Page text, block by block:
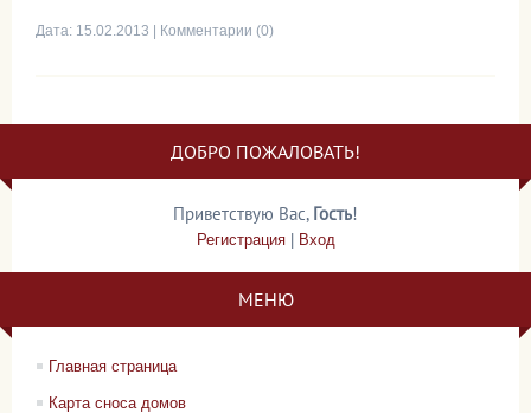
Дата: 15.02.2013 Комментарии (0)
ДОБРО ПОЖАЛОВАТЬ!
Приветствую Вас, Гость!
Регистрация| Вход
МЕНЮ
Главная страница
Карта сноса домов